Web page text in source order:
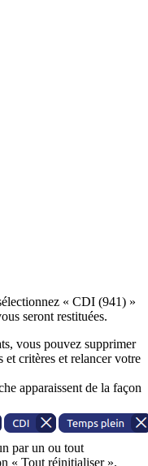
« CDI (941) »
seront restituées.
vous pouvez supprimer
et critères et relancer votre
apparaissent de la façon
par un ou tout
« Tout réinitialiser ».